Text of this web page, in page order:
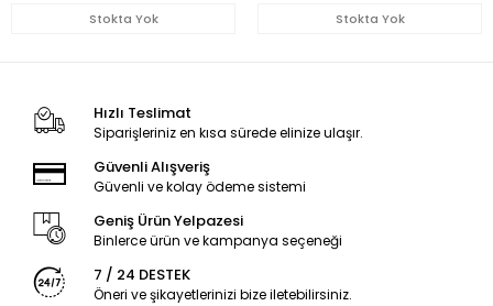
Stokta Yok Stokta Yok
Hızlı Teslimat
Siparişleriniz en kısa sürede elinize ulaşır.
Güvenli Alışveriş
Güvenli ve kolay ödeme sistemi
Geniş Ürün Yelpazesi
Binlerce ürün ve kampanya seçeneği
7 / 24 DESTEK
Öneri ve şikayetlerinizi bize iletebilirsiniz.